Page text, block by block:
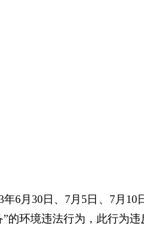
年6月30日、7月5日、7月10
”的环境违法行为，此行为